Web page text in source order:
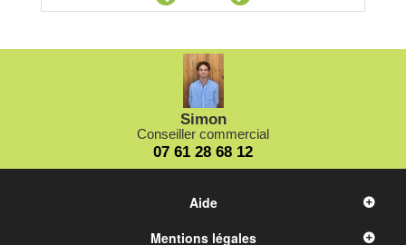
Simon
Conseiller commercial
07 61 28 68 12
Aide
Mentions légales